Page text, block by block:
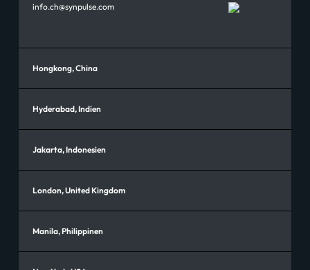
info.ch@synpulse.com
Hongkong, China
Hyderabad, Indien
Jakarta, Indonesien
London, United Kingdom
Manila, Philippinen